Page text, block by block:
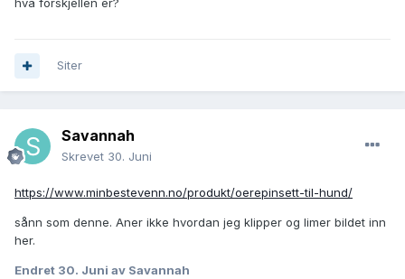
hva forskjellen er?
Siter
Savannah
Skrevet 30. Juni
https://www.minbestevenn.no/produkt/oerepinsett-til-hund/
sånn som denne. Aner ikke hvordan jeg klipper og limer bildet inn
her.
Endret 30. Juni av Savannah